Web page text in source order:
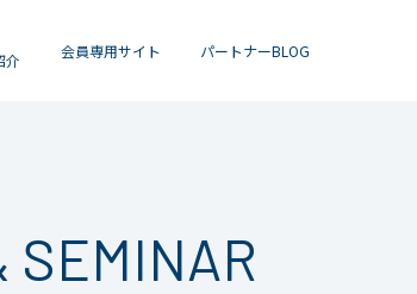
介
会員専用サイト パートナーBLOG
SEMINAR